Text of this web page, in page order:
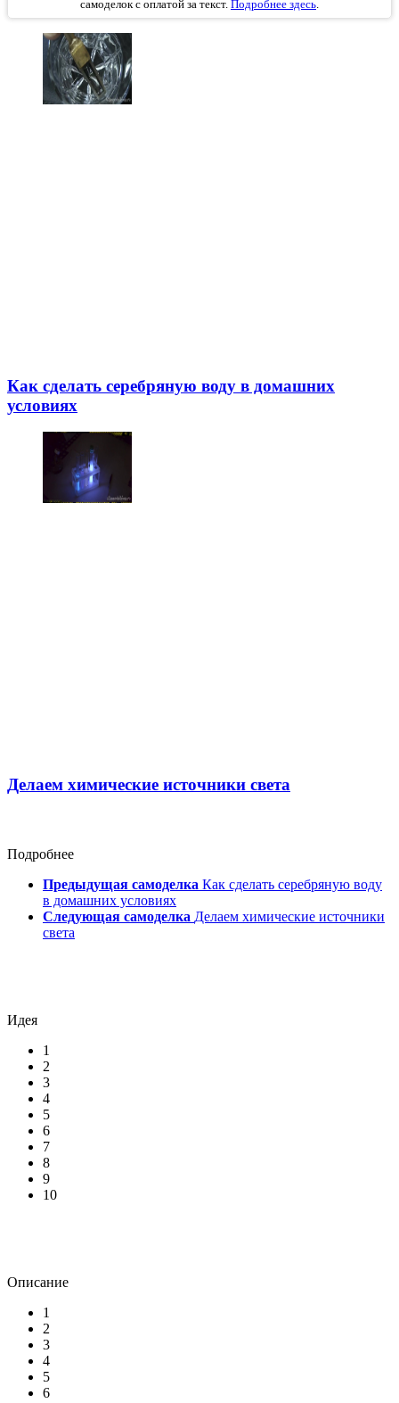
самоделок с оплатой за текст. Подробнее здесь.
Как сделать серебряную воду в домашних
условиях
Делаем химические источники света
Подробнее
Предыдущая самоделка Как сделать серебряную воду
в домашних условиях
Следующая самоделка Делаем химические источники
света
Идея
1
2
3
4
5
6
7
8
9
10
Описание
1
2
3
4
5
6